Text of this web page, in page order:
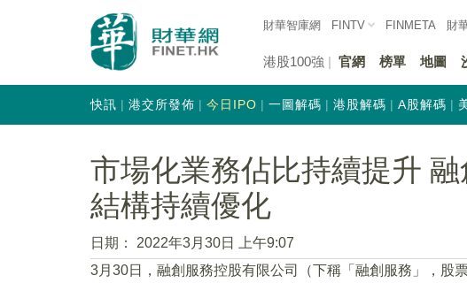
財華智庫網 FINTV FINMETA 財
港股100強 官網 榜單 地圖
快訊 港交所發佈 今日IPO 一圖解碼 港股解碼 A股解碼
市場化業務佔比持續提升
結構持續優化
日期：
2022年3月30日 上午9:07
3月30日，融創服務控股有限公司（下稱「融創服務」，股票